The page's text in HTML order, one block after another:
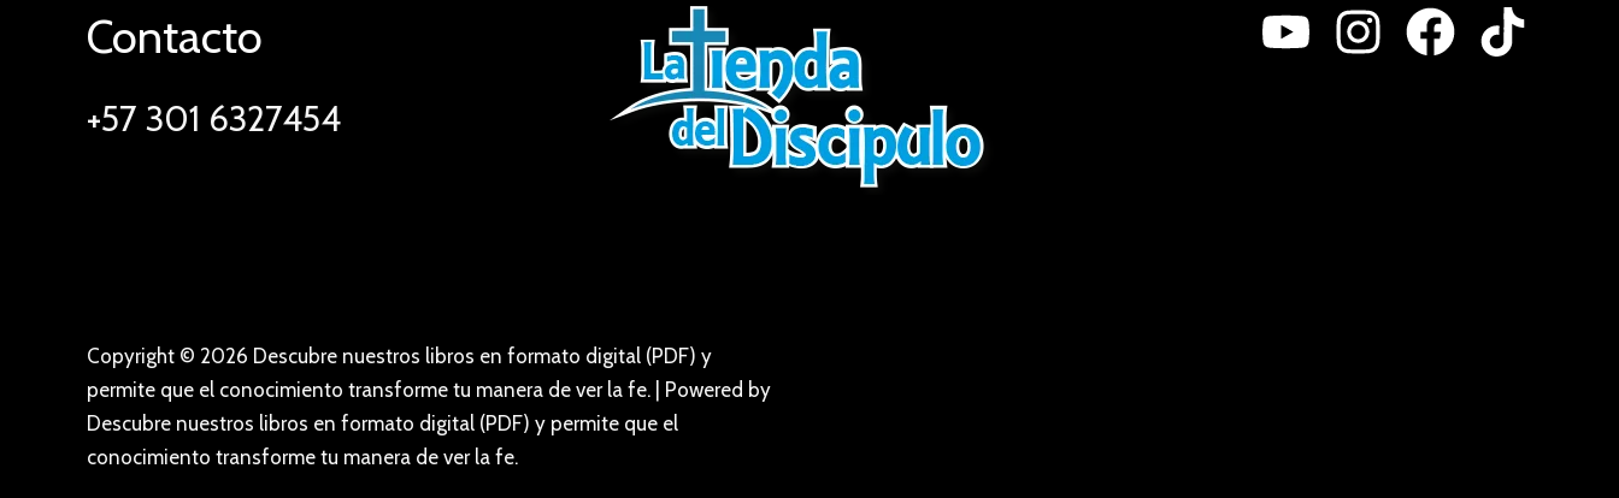
Contacto
+57 301 6327454
Copyright © 2026 Descubre nuestros libros en formato digital (PDF) y
permite que el conocimiento transforme tu manera de ver la fe. | Powered by
Descubre nuestros libros en formato digital (PDF) y permite que el
conocimiento transforme tu manera de ver la fe.